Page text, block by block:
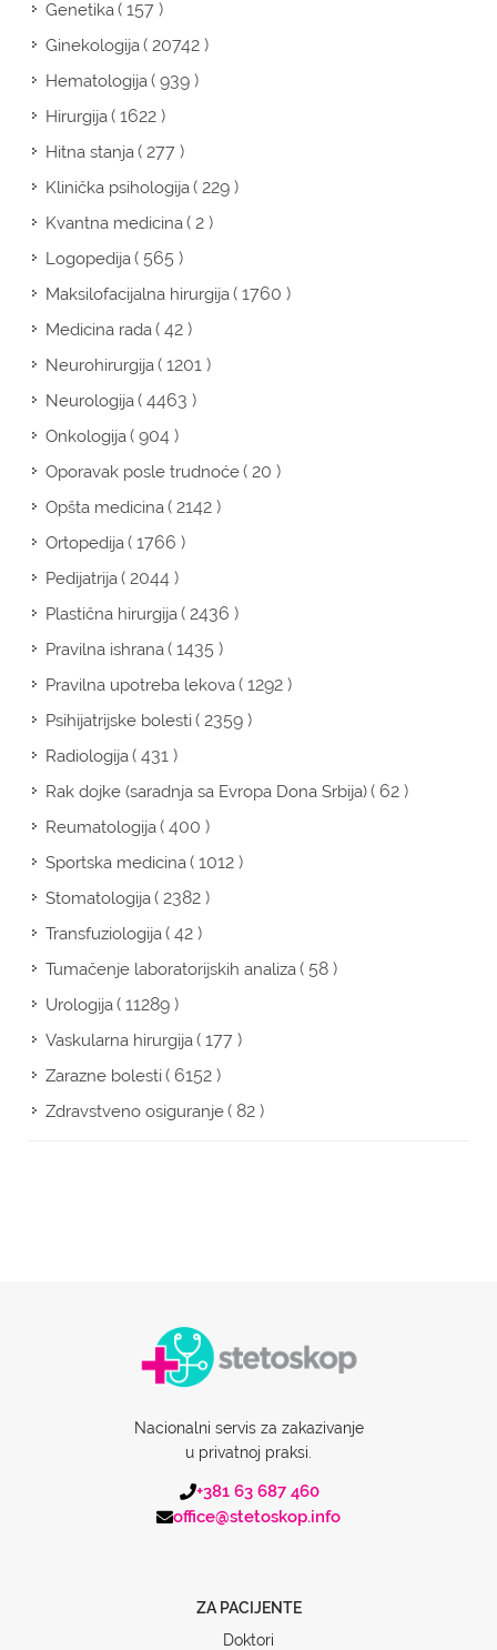
Genetika( 157 )
Ginekologija( 20742 )
Hematologija( 939 )
Hirurgija( 1622 )
Hitna stanja( 277 )
Klinička psihologija( 229 )
Kvantna medicina( 2 )
Logopedija( 565 )
Maksilofacijalna hirurgija( 1760 )
Medicina rada( 42 )
Neurohirurgija( 1201 )
Neurologija( 4463 )
Onkologija( 904 )
Oporavak posle trudnoće( 20 )
Opšta medicina( 2142 )
Ortopedija( 1766 )
Pedijatrija( 2044 )
Plastična hirurgija( 2436 )
Pravilna ishrana( 1435 )
Pravilna upotreba lekova( 1292 )
Psihijatrijske bolesti( 2359 )
Radiologija( 431 )
Rak dojke (saradnja sa Evropa Dona Srbija)( 62 )
Reumatologija( 400 )
Sportska medicina( 1012 )
Stomatologija( 2382 )
Transfuziologija( 42 )
Tumačenje laboratorijskih analiza( 58 )
Urologija( 11289 )
Vaskularna hirurgija( 177 )
Zarazne bolesti( 6152 )
Zdravstveno osiguranje( 82 )
Nacionalni servis za zakazivanje
u privatnoj praksi.
+381 63 687 460
office@stetoskop.info
ZA PACIJENTE
Doktori